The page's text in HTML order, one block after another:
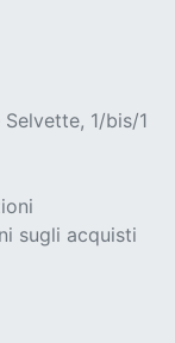
1/bis/1
sugli acquisti